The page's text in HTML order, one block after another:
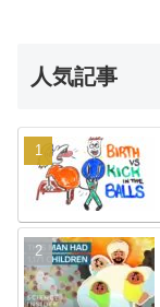
人気記事